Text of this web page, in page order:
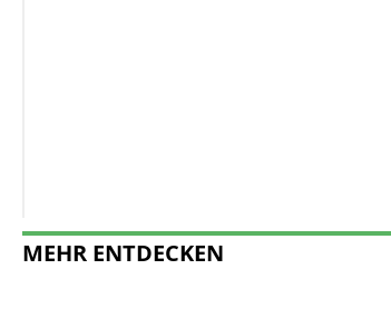
MEHR ENTDECKEN